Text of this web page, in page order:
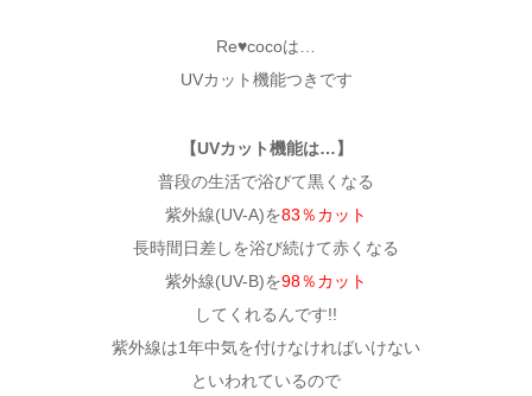
Re♥cocoは…
UVカット機能つきです
【UVカット機能は…】
普段の生活で浴びて黒くなる
紫外線(UV-A)を83％カット
長時間日差しを浴び続けて赤くなる
紫外線(UV-B)を98％カット
してくれるんです!!
紫外線は1年中気を付けなければいけない
といわれているので